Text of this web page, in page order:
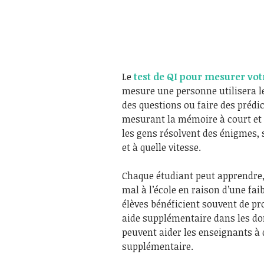
Letest de QI pour mesurer
mesure une personne utilisera
des questions ou faire des
mesurant la mémoire à court
les gens résolvent des
et à quelle vitesse.
Chaque étudiant peut
mal à l’école en raison d’une
élèves bénéficient souvent de
aide supplémentaire dans les
peuvent aider les enseignants
supplémentaire.